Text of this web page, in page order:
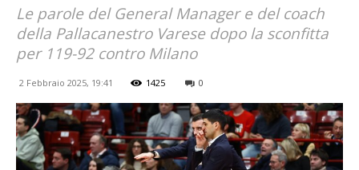
Le parole del General Manager e del coach
della Pallacanestro Varese dopo la sconfitta
per 119-92 contro Milano
2 Febbraio 2025, 19:41 1425 0